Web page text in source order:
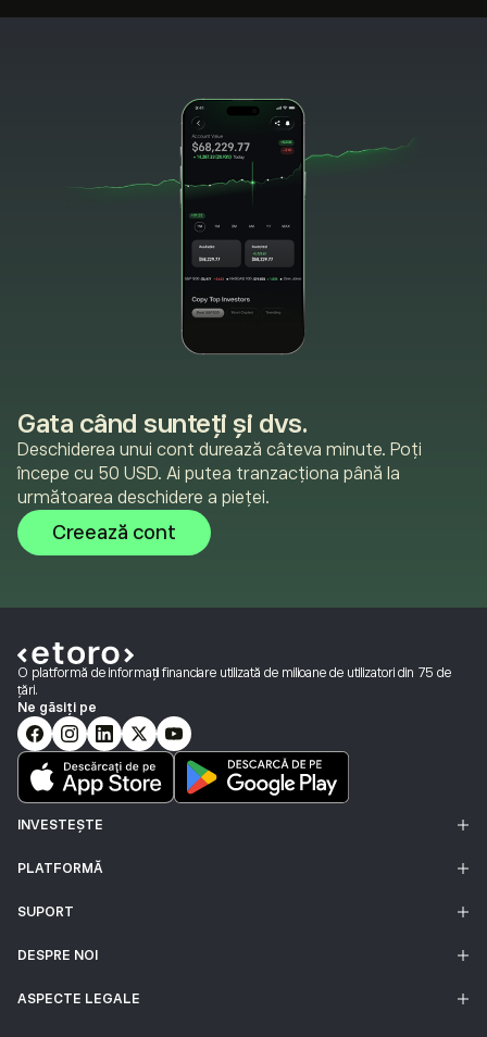
Gata când sunteți și dvs.
Deschiderea unui cont durează câteva minute. Poți
începe cu 50 USD. Ai putea tranzacționa până la
următoarea deschidere a pieței.
Creează cont
O platformă de informații financiare utilizată de milioane de utilizatori din 75 de
țări.
Ne găsiți pe
INVESTEȘTE
PLATFORMĂ
SUPORT
DESPRE NOI
ASPECTE LEGALE